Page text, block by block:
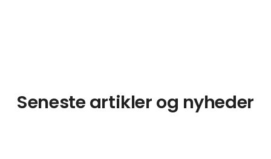
Seneste artikler og nyheder